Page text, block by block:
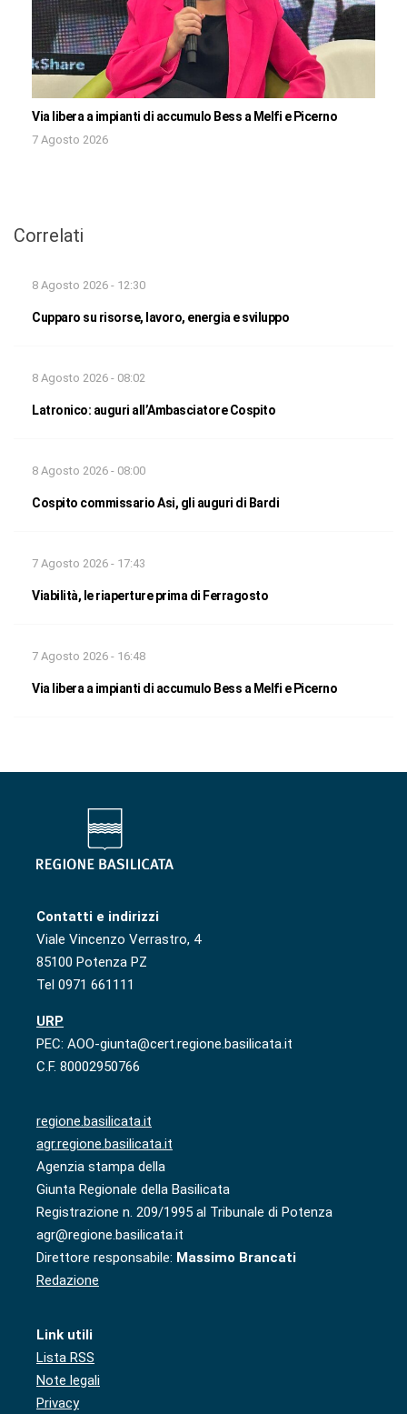
Via libera a impianti di accumulo Bess a Melfi e Picerno
7 Agosto 2026
Correlati
8 Agosto 2026 - 12:30
Cupparo su risorse, lavoro, energia e sviluppo
8 Agosto 2026 - 08:02
Latronico: auguri all’Ambasciatore Cospito
8 Agosto 2026 - 08:00
Cospito commissario Asi, gli auguri di Bardi
7 Agosto 2026 - 17:43
Viabilità, le riaperture prima di Ferragosto
7 Agosto 2026 - 16:48
Via libera a impianti di accumulo Bess a Melfi e Picerno
Contatti e indirizzi
Viale Vincenzo Verrastro, 4
85100 Potenza PZ
Tel 0971 661111
URP
PEC: AOO-giunta@cert.regione.basilicata.it
C.F. 80002950766
regione.basilicata.it
agr.regione.basilicata.it
Agenzia stampa della
Giunta Regionale della Basilicata
Registrazione n. 209/1995 al Tribunale di Potenza
agr@regione.basilicata.it
Direttore responsabile: Massimo Brancati
Redazione
Link utili
Lista RSS
Note legali
Privacy